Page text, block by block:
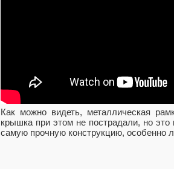
Как можно видеть, металлическая
крышка при этом не пострадали, но
самую прочную конструкцию, особенно